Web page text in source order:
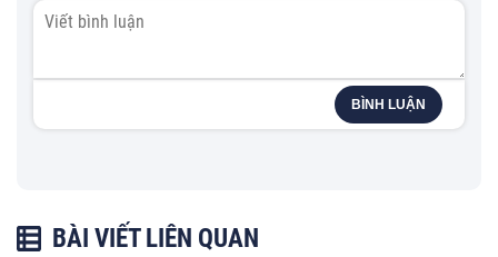
BÌNH LUẬN
BÀI VIẾT LIÊN QUAN